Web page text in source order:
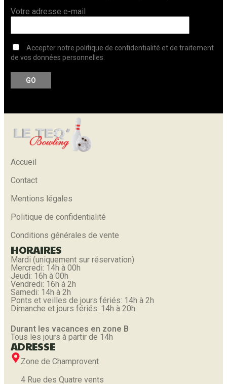
Votre adresse e-mail
Accepter notre politique de confidentialité et de traitement
de vos données personnelles.
Accueil
Contact
Mentions légales
Politique de confidentialité
Conditions générales de vente
HORAIRES
Mardi (uniquement sur réservation)
Mercredi: 14h à 00h
Jeudi: 16h à 00h
Vendredi: 16h à 2h
Samedi: 14h à 2h
Ponts et veilles de jours fériés: 14h à 2h
Dimanche et jours fériés: 14h à 20h
Durant les vacances en zone B
Tous les jours à partir de 14h
ADRESSE
Zone de Champrovent
4 Rue des Quatre vents